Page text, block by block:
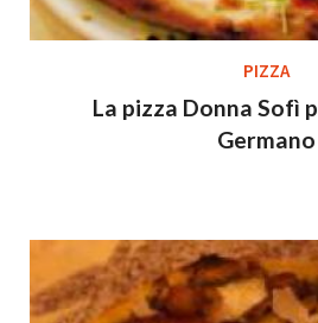
PIZZA
La pizza Donna Sofì
Germano